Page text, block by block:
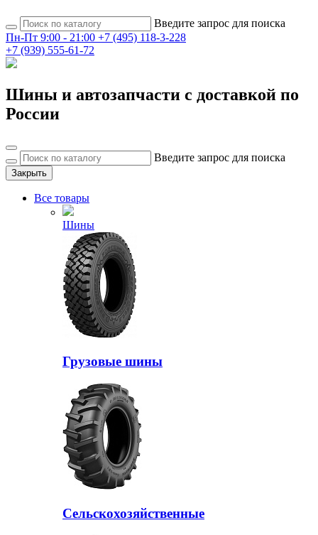
Введите запрос для поиска
Пн-Пт 9:00 - 21:00 +7 (495) 118-3-228
+7 (939) 555-61-72
Шины и автозапчасти с доставкой по
России
Введите запрос для поиска
Закрыть
Все товары
Шины
Грузовые шины
Сельскохозяйственные